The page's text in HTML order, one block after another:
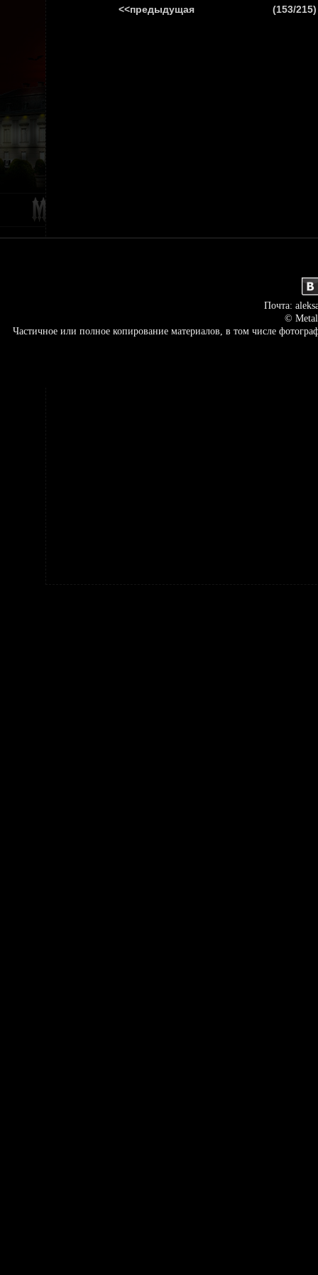
<<предыдущая (153/215)
Почта:
©
Частичное или полное копирование материалов, в том числе